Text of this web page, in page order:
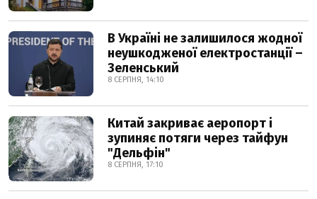
В Україні не залишилося жодної
неушкодженої електростанції –
Зеленський
8 СЕРПНЯ, 14:10
Китай закриває аеропорт і
зупиняє потяги через тайфун
"Дельфін"
8 СЕРПНЯ, 17:10